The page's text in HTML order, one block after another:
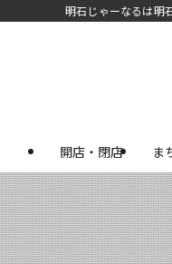
明石じゃーなるは明
開店・閉店 ま